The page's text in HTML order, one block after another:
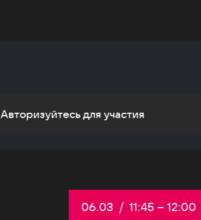
Авторизуйтесь для участия
Дата:
06.03 / Начало:
11:45 – Конец:
12:00